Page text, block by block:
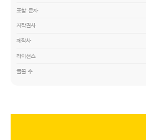
포함 문자
저작권사
제작사
라이선스
글꼴 수